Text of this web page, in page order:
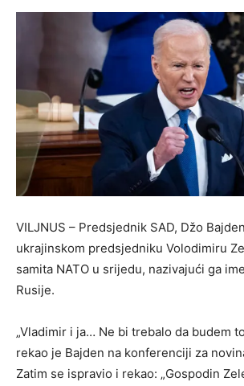
VILJNUS – Predsjednik SAD, Džo
ukrajinskom predsjedniku Volodimiru
samita NATO u srijedu, nazivajući ga
Rusije.
„Vladimir i ja… Ne bi trebalo da budem
rekao je Bajden na konferenciji za
Zatim se ispravio i rekao: „Gospodin